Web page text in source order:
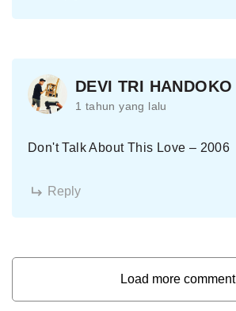
DEVI TRI HANDOKO
1 tahun yang lalu
Don't Talk About This Love – 2006
Reply
Load more comment